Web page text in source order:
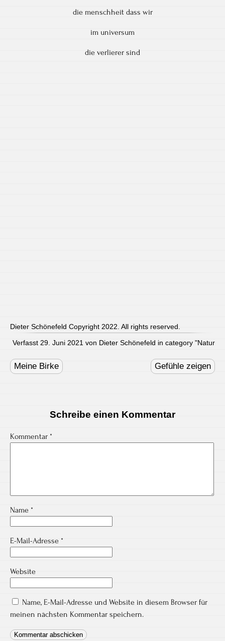
die menschheit dass wir
im universum
die verlierer sind
Dieter Schönefeld Copyright 2022. All rights reserved.
Verfasst 29. Juni 2021 von Dieter Schönefeld in category "Natur
navigation
Meine Birke Gefühle zeigen
Schreibe einen Kommentar
Kommentar *
Name *
E-Mail-Adresse *
Website
Name, E-Mail-Adresse und Website in diesem Browser für
meinen nächsten Kommentar speichern.